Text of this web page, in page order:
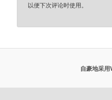
以便下次评论时使用。
自豪地采